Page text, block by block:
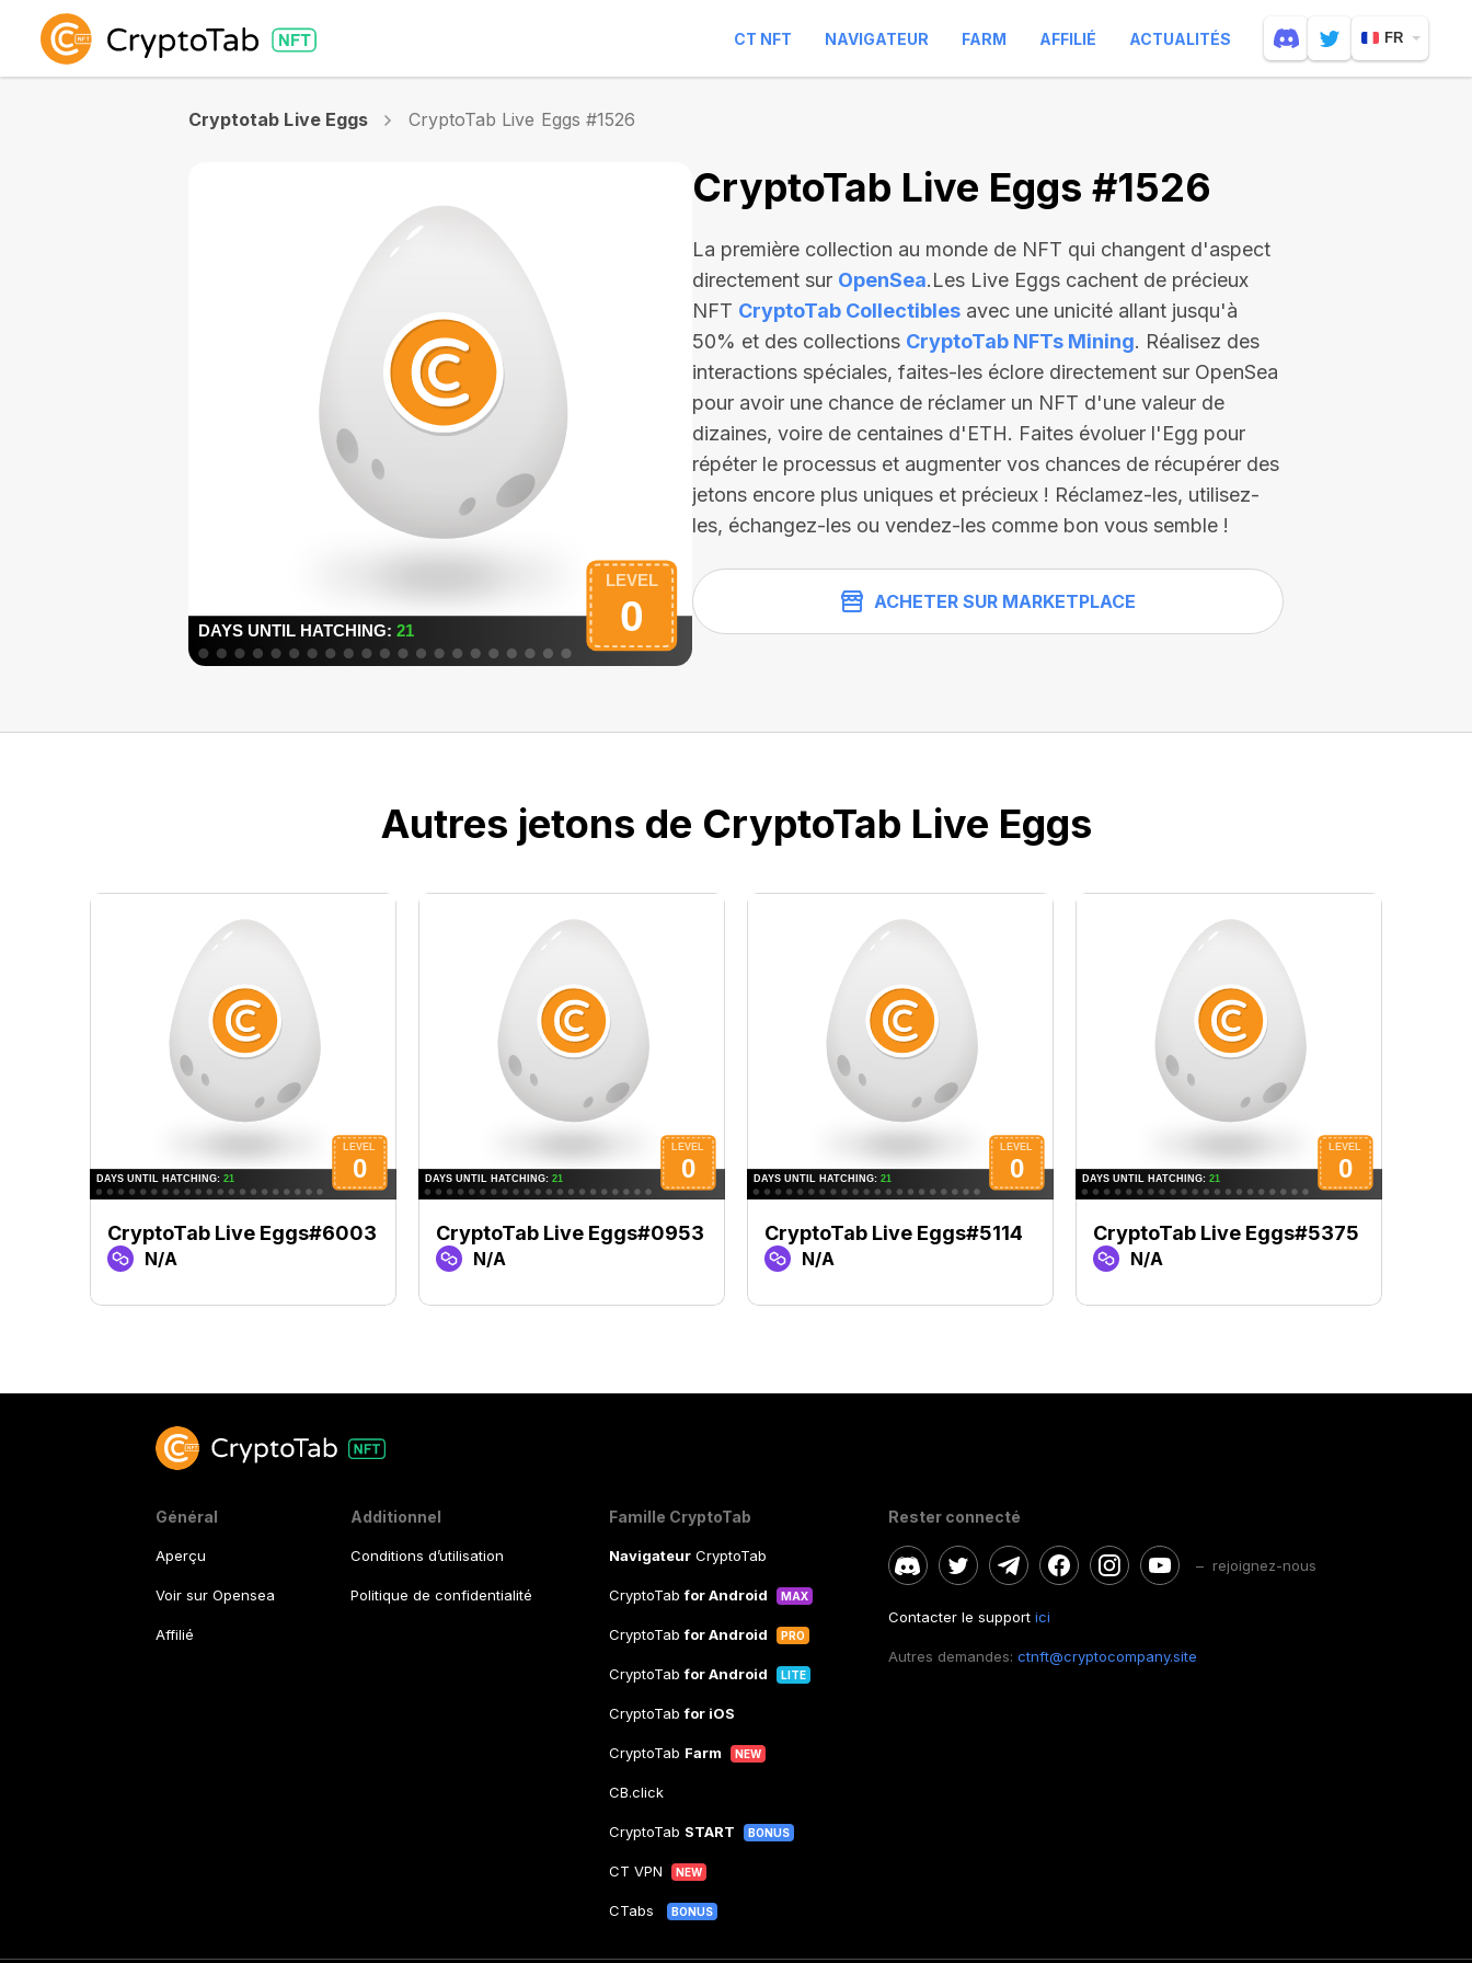
CT NFT NAVIGATEUR FARM AFFILIÉ ACTUALITÉS FR
Cryptotab Live Eggs CryptoTab Live Eggs #1526
CryptoTab Live Eggs #1526
La première collection au monde de NFT qui changent d'aspect
directement sur OpenSea.Les Live Eggs cachent de précieux
NFT CryptoTab Collectibles avec une unicité allant jusqu'à
50% et des collections CryptoTab NFTs Mining. Réalisez des
interactions spéciales, faites-les éclore directement sur OpenSea
pour avoir une chance de réclamer un NFT d'une valeur de
dizaines, voire de centaines d'ETH. Faites évoluer l'Egg pour
répéter le processus et augmenter vos chances de récupérer des
jetons encore plus uniques et précieux ! Réclamez-les, utilisez-
les, échangez-les ou vendez-les comme bon vous semble !
ACHETER SUR MARKETPLACE
Autres jetons de CryptoTab Live Eggs
CryptoTab Live Eggs#6003
N/A
CryptoTab Live Eggs#0953
N/A
CryptoTab Live Eggs#5114
N/A
CryptoTab Live Eggs#5375
N/A
Général
Aperçu
Voir sur Opensea
Affilié
Additionnel
Conditions d’utilisation
Politique de confidentialité
Famille CryptoTab
NavigateurCryptoTab
CryptoTabfor Android MAX
CryptoTabfor Android PRO
CryptoTabfor Android LITE
CryptoTabfor iOS
CryptoTab Farm NEW
CB.click
CryptoTab START BONUS
CT VPN NEW
CTabs BONUS
Rester connecté
– rejoignez-nous
Contacter le support ici
Autres demandes: ctnft@cryptocompany.site